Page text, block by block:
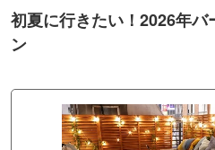
初夏に行きたい！2026年
ン